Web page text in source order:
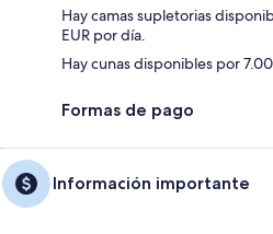
Hay camas supletorias
EUR por día.
Hay cunas disponibles por
Formas de pago
Información importante